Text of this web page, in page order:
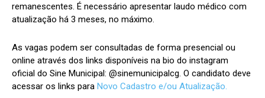
remanescentes. É necessário apresentar laudo médico com
atualização há 3 meses, no máximo.
As vagas podem ser consultadas de forma presencial ou
online através dos links disponíveis na bio do instagram
oficial do Sine Municipal: @sinemunicipalcg. O candidato deve
acessar os links para Novo Cadastro e/ou Atualização.